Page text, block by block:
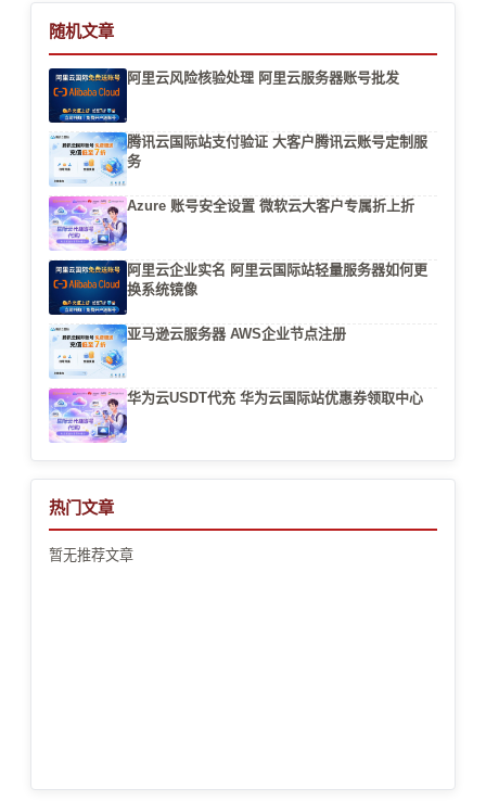
随机文章
阿里云风险核验处理 阿里云服务器账号批发
腾讯云国际站支付验证 大客户腾讯云账号定制服
务
Azure 账号安全设置 微软云大客户专属折上折
阿里云企业实名 阿里云国际站轻量服务器如何更
换系统镜像
亚马逊云服务器 AWS企业节点注册
华为云USDT代充 华为云国际站优惠券领取中心
热门文章
暂无推荐文章